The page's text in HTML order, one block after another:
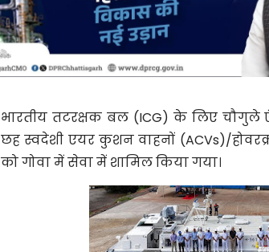
भारतीय तटरक्षक बल (ICG) के लिए चौगुले
छह स्वदेशी एयर कुशन वाहनों (ACVs)/
को गोवा में सेवा में शामिल किया गया।